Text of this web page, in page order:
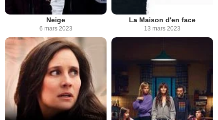
Neige
6 mars 2023
La Maison d'en face
13 mars 2023